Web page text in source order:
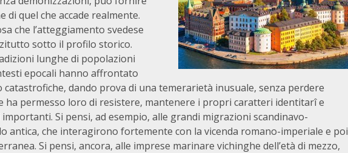
quel che accade realmente.
che l’atteggiamento svedese
sotto il profilo storico.
lunghe di popolazioni
epocali hanno affrontato
dando prova di una temerarietà inusuale, senza perdere
ha permesso loro di resistere, mantenere i propri caratteri identitarî e
Si pensi, ad esempio, alle grandi migrazioni scandinavo-
antica, che interagirono fortemente con la vicenda romano-imperiale e poi
Si pensi, ancora, alle imprese marinare vichinghe dell’età di mezzo,